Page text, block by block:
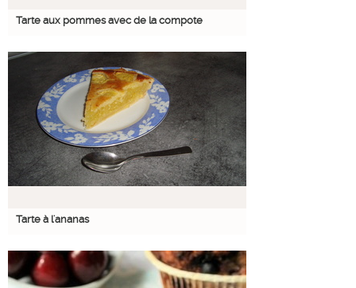
Tarte aux pommes avec de la compote
Tarte à l'ananas